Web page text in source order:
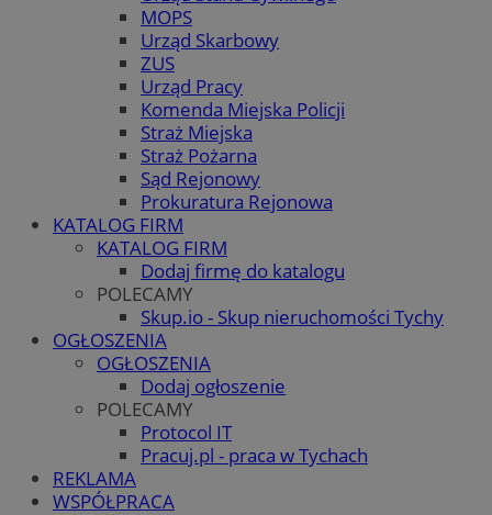
MOPS
Urząd Skarbowy
ZUS
Urząd Pracy
Komenda Miejska Policji
Straż Miejska
Straż Pożarna
Sąd Rejonowy
Prokuratura Rejonowa
KATALOG FIRM
KATALOG FIRM
Dodaj firmę do katalogu
POLECAMY
Skup.io - Skup nieruchomości Tychy
OGŁOSZENIA
OGŁOSZENIA
Dodaj ogłoszenie
POLECAMY
Protocol IT
Pracuj.pl - praca w Tychach
REKLAMA
WSPÓŁPRACA